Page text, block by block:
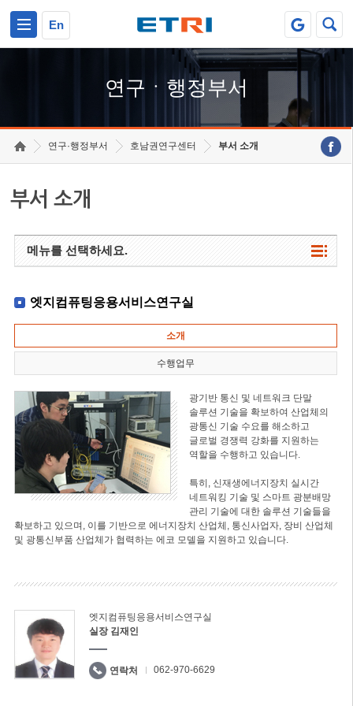
En
연구ㆍ행정부서
연구·행정부서 호남권연구센터 부서 소개
부서 소개
메뉴를 선택하세요.
엣지컴퓨팅응용서비스연구실
소개
수행업무
광기반 통신 및 네트워크 단말
솔루션 기술을 확보하여 산업체의
광통신 기술 수요를 해소하고
글로벌 경쟁력 강화를 지원하는
역할을 수행하고 있습니다.
특히, 신재생에너지장치 실시간
네트워킹 기술 및 스마트 광분배망
관리 기술에 대한 솔루션 기술들을
확보하고 있으며, 이를 기반으로 에너지장치 산업체, 통신사업자, 장비 산업체
및 광통신부품 산업체가 협력하는 에코 모델을 지원하고 있습니다.
엣지컴퓨팅응용서비스연구실
실장 김재인
연락처 062-970-6629